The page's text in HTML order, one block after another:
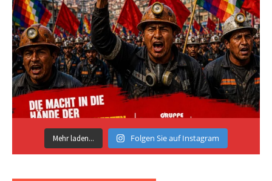
Mehr laden... Folgen Sie auf Instagram